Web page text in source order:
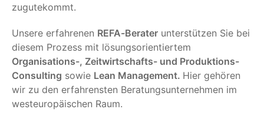
zugutekommt.
Unsere erfahrenen REFA-Berater unterstützen Sie bei
diesem Prozess mit lösungsorientiertem
Organisations-, Zeitwirtschafts- und Produktions-
Consulting sowie Lean Management. Hier gehören
wir zu den erfahrensten Beratungsunternehmen im
westeuropäischen Raum.